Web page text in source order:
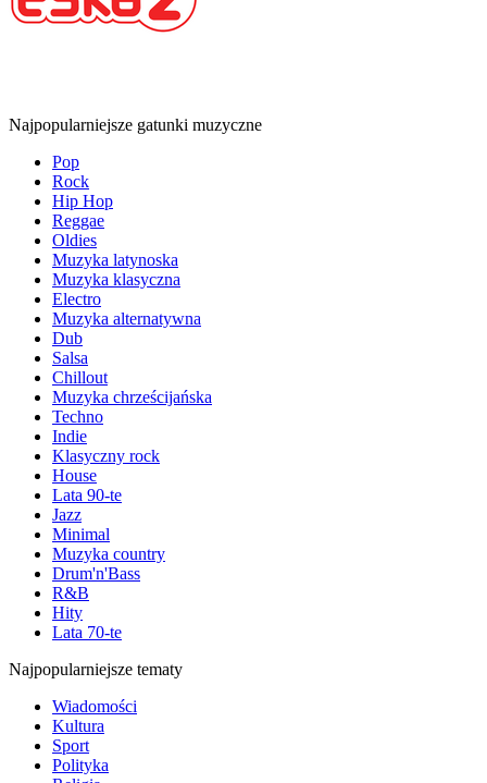
Najpopularniejsze gatunki muzyczne
Pop
Rock
Hip Hop
Reggae
Oldies
Muzyka latynoska
Muzyka klasyczna
Electro
Muzyka alternatywna
Dub
Salsa
Chillout
Muzyka chrześcijańska
Techno
Indie
Klasyczny rock
House
Lata 90-te
Jazz
Minimal
Muzyka country
Drum'n'Bass
R&B
Hity
Lata 70-te
Najpopularniejsze tematy
Wiadomości
Kultura
Sport
Polityka